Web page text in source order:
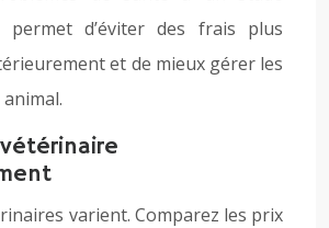
permet d’éviter des frais plus
et de mieux gérer les
varient. Comparez les prix